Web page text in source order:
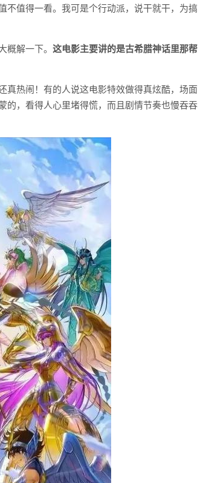
不值得一看。我可是个行动派，说干就干，为搞
解一下。 这电影主要讲的是古希腊神话里那帮
真热闹！有的人说这电影特效做得真炫酷，场面
的，看得人心里堵得慌，而且剧情节奏也慢吞吞